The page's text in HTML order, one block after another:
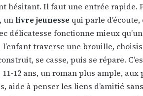
hésitant. Il faut une entrée rapide.
unlivre jeunesse qui parle
délicatesse fonctionne mieux
l’enfant traverse une brouille,
se casse, puis se répare.
12 ans, un roman plus ample, aux
aide à penser les liens d’amitié